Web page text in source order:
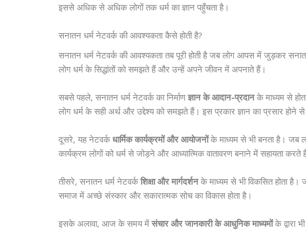
इससे अधिक से अधिक लोगों तक धर्म का ज्ञान पहुँचता है।
सनातन धर्म नेटवर्क की आवश्यकता कैसे होती है?
सनातन धर्म नेटवर्क की आवश्यकता तब पूरी होती है जब लोग आपस में जुड़कर
लोग धर्म के सिद्धांतों को समझते हैं और उन्हें अपने जीवन में अपनाते हैं।
सबसे पहले, सनातन धर्म नेटवर्क का निर्माणज्ञान के आदान-प्रदानके माध्यम से
लोग धर्म के सही अर्थ और उद्देश्य को समझते हैं। इस प्रकार ज्ञान का प्रसार होने
दूसरे, यह नेटवर्कधार्मिक कार्यक्रमों और आयोजनोंके माध्यम से भी बनता है। जब
कार्यक्रम लोगों को धर्म से जोड़ने और आध्यात्मिक वातावरण बनाने में सहायता करते
तीसरे, सनातन धर्म नेटवर्कशिक्षा और मार्गदर्शनके माध्यम से भी विकसित होता है।
समाज में अच्छे संस्कार और सकारात्मक सोच का विकास होता है।
इसके अलावा, आज के समय मेंसंचार और जानकारी के आधुनिक माध्यमोंके द्वारा